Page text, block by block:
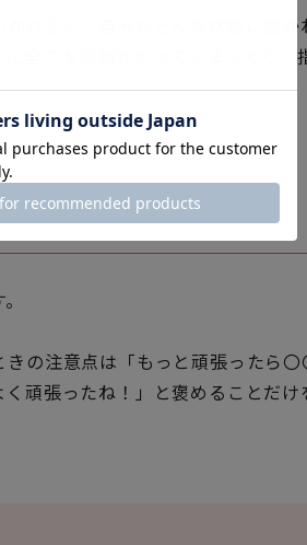
けると、自分がどんな状態に置
全てを母親がやってしまったり
の注意点は「もっと頑張ったら
頑張ったね！」と褒めることだけ